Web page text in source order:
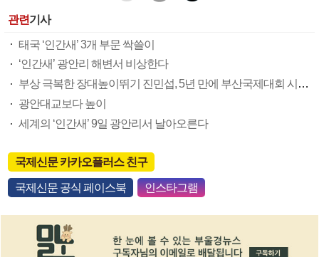
관련기사
태국 ‘인간새’ 3개 부문 싹쓸이
‘인간새’ 광안리 해변서 비상한다
부상 극복한 장대높이뛰기 진민섭, 5년 만에 부산국제대회 시상대 올라
광안대교보다 높이
세계의 ‘인간새’ 9일 광안리서 날아오른다
국제신문 카카오플러스 친구
국제신문 공식 페이스북 인스타그램